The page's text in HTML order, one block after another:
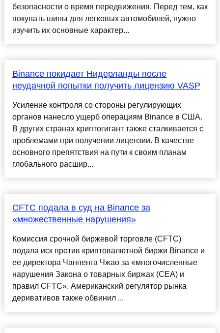
безопасности о время передвижения. Перед тем, как
покупать шины для легковых автомобилей, нужно
изучить их основные характер...
Binance покидает Нидерланды после
неудачной попытки получить лицензию VASP
Усиление контроля со стороны регулирующих
органов нанесло ущерб операциям Binance в США.
В других странах криптогигант также сталкивается с
проблемами при получении лицензии. В качестве
основного препятствия на пути к своим планам
глобального расшир...
CFTC подала в суд на Binance за
«множественные нарушения»
Комиссия срочной биржевой торговле (CFTC)
подала иск против криптовалютной биржи Binance и
ее директора Чанпенга Чжао за «многочисленные
нарушения Закона о товарных биржах (CEA) и
правил CFTC». Американский регулятор рынка
деривативов также обвинил ...